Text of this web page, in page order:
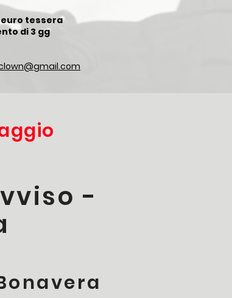
euro tessera
di 3 gg
-